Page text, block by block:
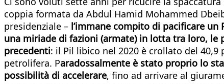
coppia formata da Abdul Hamid Mohammed
presidenziale – l’immane compito di pacificare
una miriade di fazioni (armate) in lotta tra loro, le
precedenti: il Pil libico nel 2020 è crollato del
petrolifera. Paradossalmente è stato proprio lo
possibilità di accelerare, fino ad arrivare al